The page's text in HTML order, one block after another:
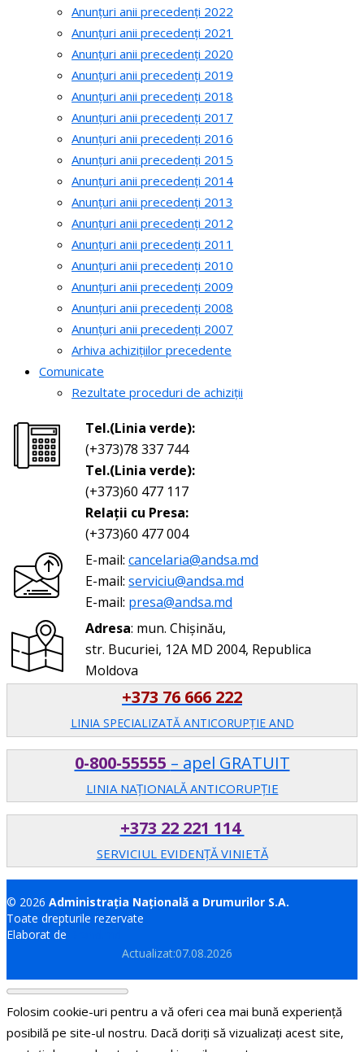
Anunțuri anii precedenți 2022
Anunțuri anii precedenți 2021
Anunțuri anii precedenți 2020
Anunțuri anii precedenți 2019
Anunțuri anii precedenți 2018
Anunțuri anii precedenți 2017
Anunțuri anii precedenți 2016
Anunțuri anii precedenți 2015
Anunțuri anii precedenți 2014
Anunțuri anii precedenți 2013
Anunțuri anii precedenți 2012
Anunțuri anii precedenți 2011
Anunțuri anii precedenți 2010
Anunțuri anii precedenți 2009
Anunțuri anii precedenți 2008
Anunțuri anii precedenți 2007
Arhiva achizițiilor precedente
Comunicate
Rezultate proceduri de achiziții
Tel.(Linia verde):
(+373)78 337 744
Tel.(Linia verde):
(+373)60 477 117
Relații cu Presa:
(+373)60 477 004
E-mail: cancelaria@andsa.md
E-mail: serviciu@andsa.md
E-mail: presa@andsa.md
Adresa: mun. Chișinău,
str. Bucuriei, 12A MD 2004, Republica
Moldova
+373 76 666 222
LINIA SPECIALIZATĂ ANTICORUPŢIE AND
0-800-55555 – apel GRATUIT
LINIA NAȚIONALĂ ANTICORUPȚIE
+373 22 221 114
SERVICIUL EVIDENȚĂ VINIETĂ
© 2026 Administrația Națională a Drumurilor S.A.
Toate drepturile rezervate
Elaborat de
Actualizat:07.08.2026
Folosim cookie-uri pentru a vă oferi cea mai bună experiență
posibilă pe site-ul nostru. Dacă doriți să vizualizați acest site,